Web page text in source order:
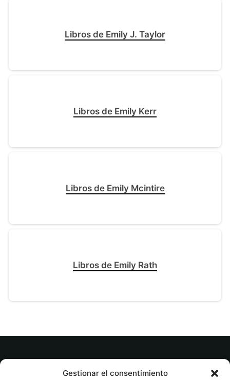
Gestionar el consentimiento
Libros de Emily J. Taylor
Libros de Emily Kerr
Libros de Emily Mcintire
Libros de Emily Rath
© tuslibrosvip.com · Todos los derechos